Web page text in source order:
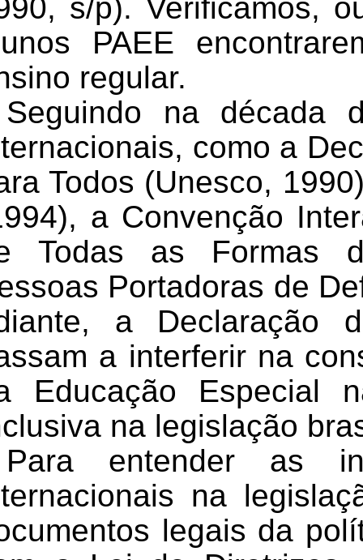
s/p). Verificamos,
PAEE
regular.
Seguindo na década
como a
Todos (Unesco,
a Convenção
Todas as Formas
Portadoras de
a Declaração
a interferir na
Educação Especial
na legislação
Para entender as
na
legais da